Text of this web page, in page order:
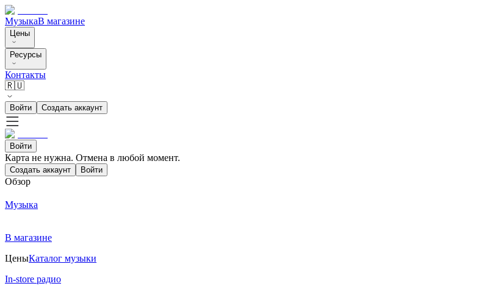
МузыкаВ магазине
Цены
Ресурсы
Контакты
🇷🇺
Войти Создать аккаунт
Войти
Карта не нужна. Отмена в любой момент.
Создать аккаунт Войти
Обзор
Музыка
В магазине
ЦеныКаталог музыки
In-store радио